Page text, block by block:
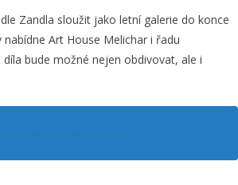
Zandla sloužit jako letní galerie do konce
Art House Melichar i řadu
bude možné nejen obdivovat, ale i